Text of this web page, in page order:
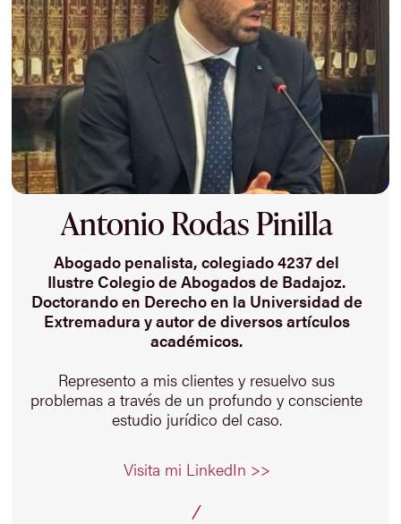
Antonio Rodas Pinilla
Abogado penalista, colegiado 4237 del
Ilustre Colegio de Abogados de Badajoz.
Doctorando en Derecho en la Universidad de
Extremadura y autor de diversos artículos
académicos.
Represento a mis clientes y resuelvo sus
problemas a través de un profundo y consciente
estudio jurídico del caso.
Visita mi LinkedIn >>